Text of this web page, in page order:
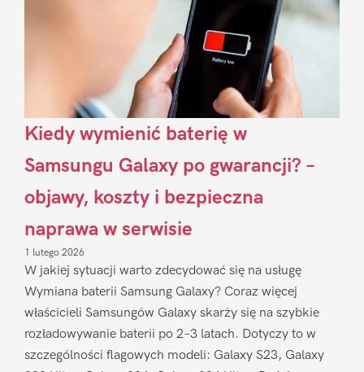
Kiedy wymienić baterię w
Samsungu Galaxy po gwarancji? –
objawy, koszty i bezpieczna
naprawa w serwisie
1 lutego 2026
W jakiej sytuacji warto zdecydować się na usługę
Wymiana baterii Samsung Galaxy? Coraz więcej
właścicieli Samsungów Galaxy skarży się na szybkie
rozładowywanie baterii po 2–3 latach. Dotyczy to w
szczególności flagowych modeli: Galaxy S23, Galaxy